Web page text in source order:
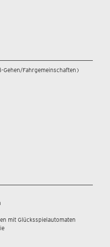
Fahrgemeinschaften)
mit Glücksspielautomaten